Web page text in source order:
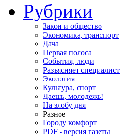
Рубрики
Закон и общество
Экономика, транспорт
Дача
Первая полоса
События, люди
Разъясняет специалист
Экология
Культура, спорт
Даешь, молодежь!
На злобу дня
Разное
Городу комфорт
PDF - версия газеты